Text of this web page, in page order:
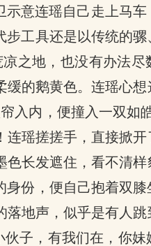
意连瑶自己走上马
工具还是以传统的
之地，也没有办法尽
的鹅黄色。连瑶心
入内，便撞入一双如
瑶搓搓手，直接掀
长发遮住，看不清
份，便自己抱着双
地声，似乎是有人
子，有我们在，你